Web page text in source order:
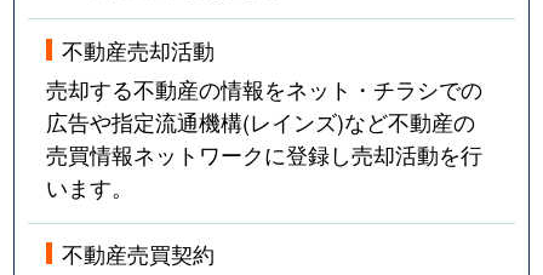
不動産売却活動
売却する不動産の情報をネット・チラシでの
広告や指定流通機構(レインズ)など不動産の
売買情報ネットワークに登録し売却活動を行
います。
不動産売買契約